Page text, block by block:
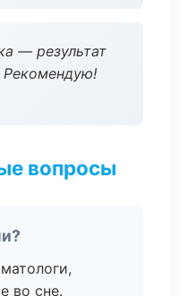
— результат
Рекомендую!
вопросы
во сне.